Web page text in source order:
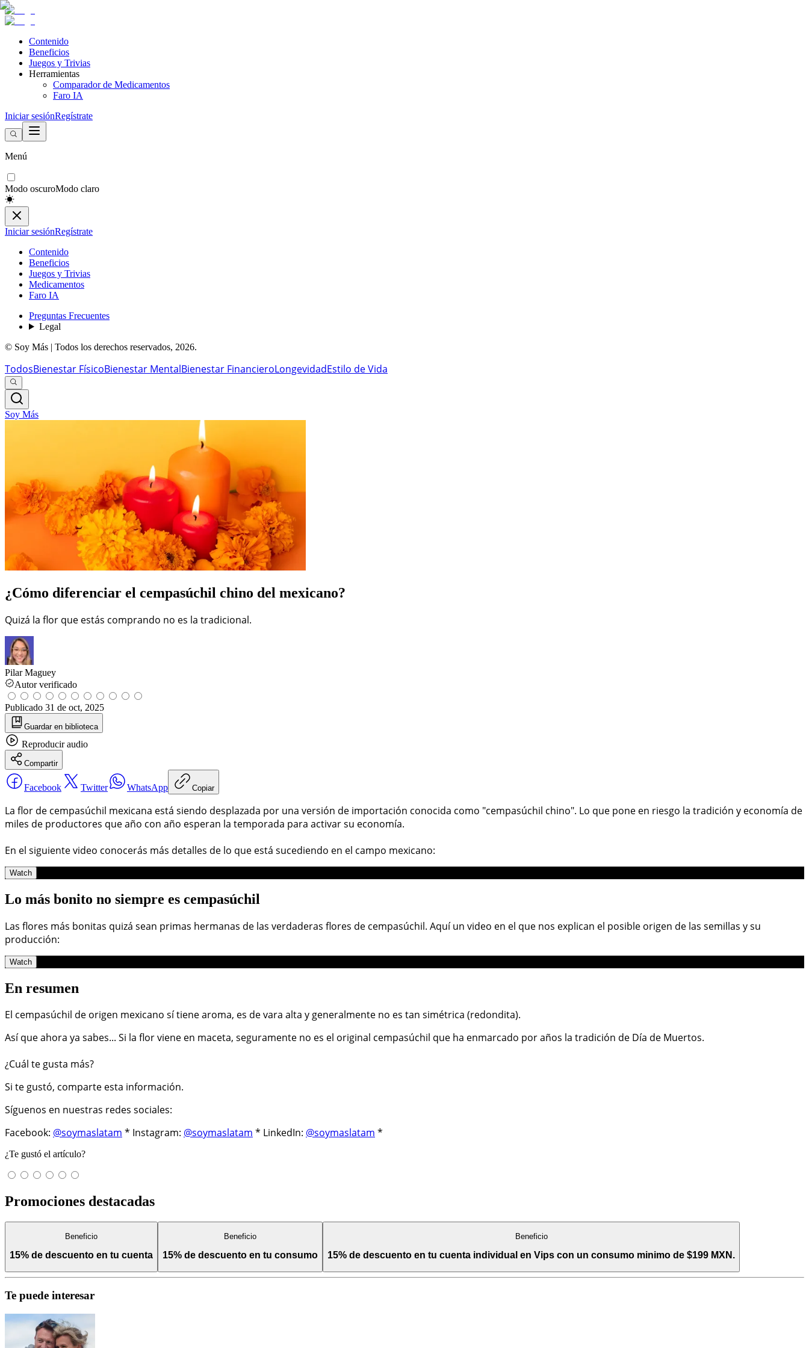
Contenido
Beneficios
Juegos y Trivias
Herramientas
Comparador de Medicamentos
Faro IA
Iniciar sesiónRegístrate
Menú
Modo oscuroModo claro
Iniciar sesiónRegístrate
Contenido
Beneficios
Juegos y Trivias
Medicamentos
Faro IA
Preguntas Frecuentes
Legal
© Soy Más | Todos los derechos reservados, 2026.
TodosBienestar FísicoBienestar MentalBienestar FinancieroLongevidadEstilo de Vida
Soy Más
¿Cómo diferenciar el cempasúchil chino del mexicano?
Quizá la flor que estás comprando no es la tradicional.
Pilar Maguey
Autor verificado
Publicado 31 de oct, 2025
Guardar en biblioteca
Reproduciraudio
Compartir
Facebook Twitter WhatsApp Copiar
La flor de cempasúchil mexicana está siendo desplazada por una versión de importación conocida como "cempasúchil chino". Lo que pone en riesgo la tradición y economía de
miles de productores que año con año esperan la temporada para activar su economía.
En el siguiente video conocerás más detalles de lo que está sucediendo en el campo mexicano:
Watch
Lo más bonito no siempre es cempasúchil
Las flores más bonitas quizá sean primas hermanas de las verdaderas flores de cempasúchil. Aquí un video en el que nos explican el posible origen de las semillas y su
producción:
Watch
En resumen
El cempasúchil de origen mexicano sí tiene aroma, es de vara alta y generalmente no es tan simétrica (redondita).
Así que ahora ya sabes... Si la flor viene en maceta, seguramente no es el original cempasúchil que ha enmarcado por años la tradición de Día de Muertos.
¿Cuál te gusta más?
Si te gustó, comparte esta información.
Síguenos en nuestras redes sociales:
Facebook: @soymaslatam * Instagram: @soymaslatam * LinkedIn: @soymaslatam *
¿Te gustó el artículo?
Promociones destacadas
Beneficio
15% de descuento en tu cuenta
Beneficio
15% de descuento en tu consumo
Beneficio
15% de descuento en tu cuenta individual en Vips con un consumo minimo de $199 MXN.
Te puede interesar